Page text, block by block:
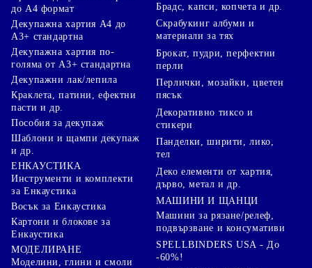
до А4 формат
Декупажна хартия А4 до
А3+ стандартна
Декупажна хартия по-
голяма от А3+ стандартна
Декупажни лак/лепила
Краклета, патини, ефектни
пасти и др.
Пособия за декупаж
Шаблони и щампи декупаж
и др.
ЕНКАУСТИКА
Инструменти и комплекти
за Енкаустика
Восък за Енкаустика
Картони и блокове за
Енкаустика
МОДЕЛИРАНЕ
Моделини, глини и смоли
Брадс, капси, копчета и др.
Скрабукинг албуми и
материали за тях
Брокат, пудри, перфектни
перли
Перлички, мозайки, цветен
пясък
Декоративно тиксо и
стикери
Панделки, ширити, лико,
тел
Деко елементи от хартия,
дърво, метал и др.
МАШИНИ И ЩАНЦИ
Машини за рязане/релеф,
подвързване и консумативи
SPELLBINDERS USA - До
-60%!